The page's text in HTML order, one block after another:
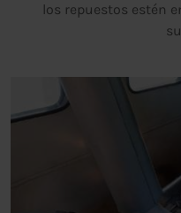
los repuestos estén